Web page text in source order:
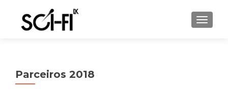
Parceiros 2018